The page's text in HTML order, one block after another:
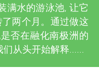
满水的游泳池, 让它
两个月。通过做这
否在融化南极洲的
们从头开始解释……